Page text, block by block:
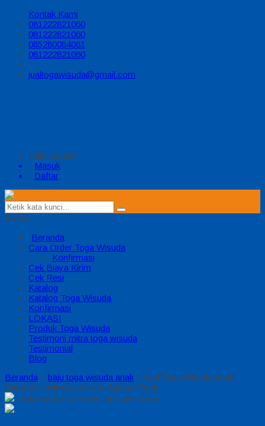
Kontak Kami
081222821060
081222821060
085280084081
081222821060
jualtogawisuda@gmail.com
Halo, Guest!
Masuk
Daftar
MENU
Beranda
Cara Order Toga Wisuda
Konfirmasi
Cek Biaya Kirim
Cek Resi
Katalog
Katalog Toga Wisuda
Konfirmasi
LOKASI
Produk Toga Wisuda
Testimoni mitra toga wisuda
Testimonial
Blog
Beranda » baju toga wisuda anak » Jual Toga Wisuda Anak
Dataran Hunimoa, Seram Bagian Timur
click image to preview activate zoom